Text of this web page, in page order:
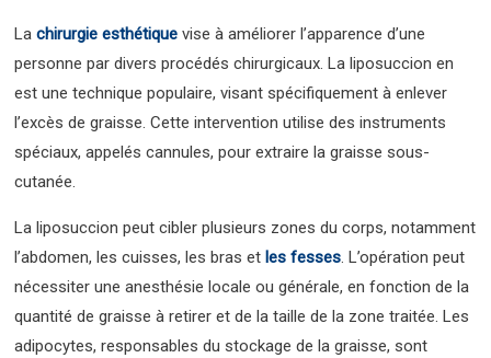
Lachirurgie esthétique vise à améliorer l’apparence d’une
personne par divers procédés chirurgicaux. La liposuccion en
est une technique populaire, visant spécifiquement à enlever
l’excès de graisse. Cette intervention utilise des instruments
spéciaux, appelés cannules, pour extraire la graisse sous-
cutanée.
La liposuccion peut cibler plusieurs zones du corps, notamment
l’abdomen, les cuisses, les bras etles fesses. L’opération peut
nécessiter une anesthésie locale ou générale, en fonction de la
quantité de graisse à retirer et de la taille de la zone traitée. Les
adipocytes, responsables du stockage de la graisse, sont